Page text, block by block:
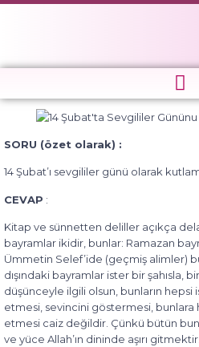
SORU (özet olarak) :
14 Şubat’ı sevgililer günü olarak
CEVAP :
Kitap ve sünnetten deliller açıkça
bayramlar ikidir, bunlar: Ramazan
Ümmetin Selef’ide (geçmiş alimler)
dışındaki bayramlar ister bir şahısla,
düşünceyle ilgili olsun, bunların hepsi
etmesi, sevincini göstermesi, bunlara
etmesi caiz değildir. Çünkü bütün
ve yüce Allah’ın dininde aşırı gitmektir.